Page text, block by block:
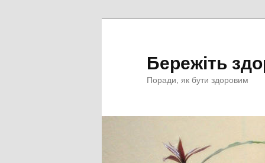
Бережіть
Поради, як бути здоровим